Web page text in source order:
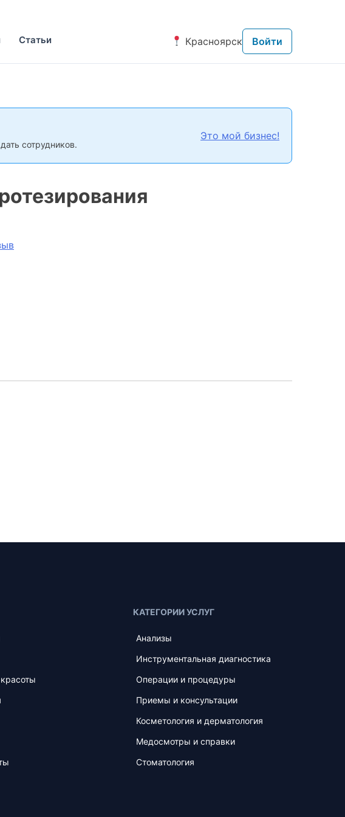
Статьи Красноярск Войти
сотрудников.
Это мой бизнес!
КАТЕГОРИИ УСЛУГ
Анализы
Инструментальная диагностика
Операции и процедуры
Приемы и консультации
Косметология и дерматология
Медосмотры и справки
Стоматология